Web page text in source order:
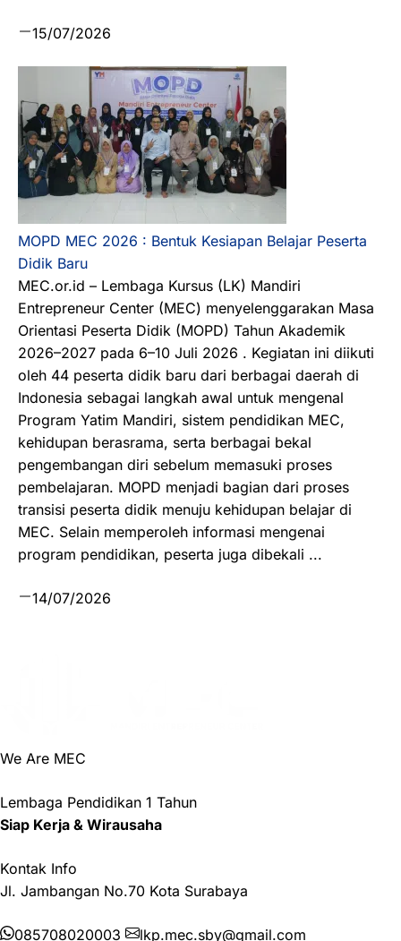
15/07/2026
MOPD MEC 2026 : Bentuk Kesiapan Belajar Peserta
Didik Baru
MEC.or.id – Lembaga Kursus (LK) Mandiri
Entrepreneur Center (MEC) menyelenggarakan Masa
Orientasi Peserta Didik (MOPD) Tahun Akademik
2026–2027 pada 6–10 Juli 2026 . Kegiatan ini diikuti
oleh 44 peserta didik baru dari berbagai daerah di
Indonesia sebagai langkah awal untuk mengenal
Program Yatim Mandiri, sistem pendidikan MEC,
kehidupan berasrama, serta berbagai bekal
pengembangan diri sebelum memasuki proses
pembelajaran. MOPD menjadi bagian dari proses
transisi peserta didik menuju kehidupan belajar di
MEC. Selain memperoleh informasi mengenai
program pendidikan, peserta juga dibekali ...
14/07/2026
We Are MEC
Lembaga Pendidikan 1 Tahun
Siap Kerja & Wirausaha
Kontak Info
Jl. Jambangan No.70 Kota Surabaya
085708020003 lkp.mec.sby@gmail.com